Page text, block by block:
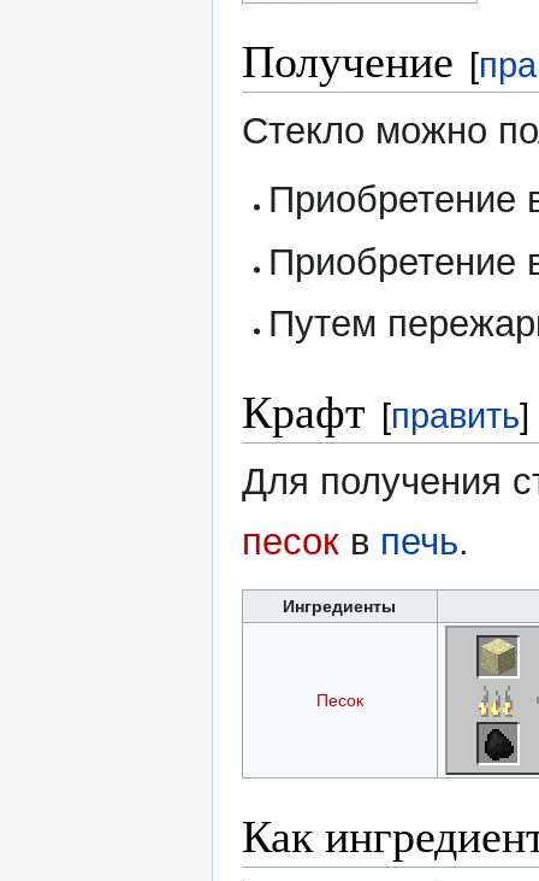
Получение [
Стекло можно
Приобретение
Приобретение
Путем
Крафт [править]
Для получения
песок в печь.
Ингредиенты
Песок
Как